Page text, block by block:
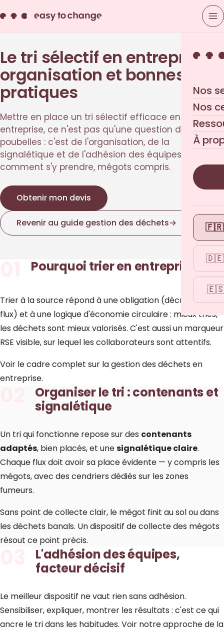
Nos
Nos
À
🇫🇷
🇩🇪
Le tri sélectif en entreprise :
organisation et bonnes
pratiques
Mettre en place un tri sélectif efficace en
entreprise, ce n'est pas qu'une question de
poubelles : c'est de l'organisation, de la
signalétique et de l'adhésion des équipes. Voici
comment s'y prendre, mégots compris.
Obtenir mon devis
Revenir au guide gestion des déchets→
Pourquoi trier en entreprise
Trier à la source répond à une obligation (décret 5/9
flux) et à une logique d'économie circulaire : mieux triés,
les déchets sont mieux valorisés. C'est aussi un marqueur
RSE visible, sur lequel les collaborateurs sont attentifs.
Voir le cadre complet sur la gestion des déchets en
entreprise.
Organiser le tri : contenants et
signalétique
Un tri qui fonctionne repose sur des contenants
adaptés, bien placés, et unesignalétique claire.
Chaque flux doit avoir sa place évidente — y compris les
mégots, avec des cendriers dédiés sur les zones
fumeurs.
Sans point de collecte clair, le mégot finit au sol ou dans
les déchets banals. Undispositif de collecte des mégots
résout ce point précis.
L'adhésion des équipes,
facteur décisif
Le meilleur dispositif ne vaut rien sans adhésion.
Sensibiliser, expliquer, montrer les résultats : c'est ce qui
ancre le tri dans les habitudes. Voir notre approche de la